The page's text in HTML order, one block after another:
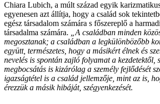
Chiara Lubich, a múlt század egyik
egyenesen azt állítja, hogy a család sok
egész társadalom számára s főszereplő a
társadalma számára.
„A családban minden
megosztanak; a családban a legkülönbözőbb
együtt, természetes, hogy a másikért élnek és
nevelés is spontán zajló folyamat a kezdetektől,
megbocsátás is kizárólag a személy fejlődését
igazságtétel is a család jellemzője, mint az is,
érezzük a másik hibáját, szégyenkezését.